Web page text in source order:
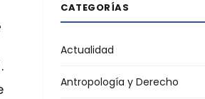
CATEGORÍAS
Actualidad
Antropología y Derecho